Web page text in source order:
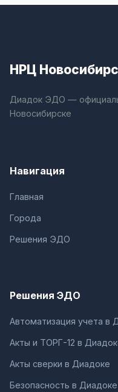
НРЦ
Диадок ЭДО —
Новосибирске
Навигация
Главная
Города
Решения ЭДО
Решения ЭДО
Автоматизация учета в
Акты и ТОРГ-12 в
Акты сверки в Диадоке
Безопасность в Диадоке